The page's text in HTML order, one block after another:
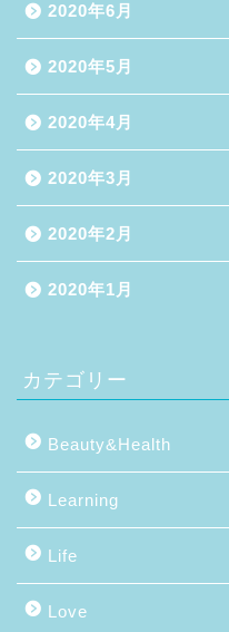
2020年6月
2020年5月
2020年4月
2020年3月
2020年2月
2020年1月
カテゴリー
Beauty&Health
Learning
Life
Love